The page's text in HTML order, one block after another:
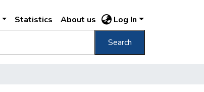
Statistics About us Log In
Search